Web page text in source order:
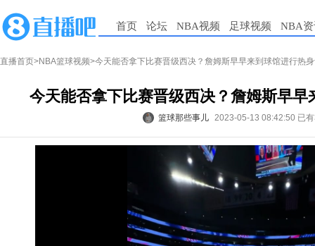
首页 论坛 NBA视频 足球视频 NBA
直播首页>NBA篮球视频>今天能否拿下比赛晋级西决？詹姆斯早早来到球馆进行热
今天能否拿下比赛晋级西决？詹姆斯早早
篮球那些事儿 2023-05-13 08:42:50 已